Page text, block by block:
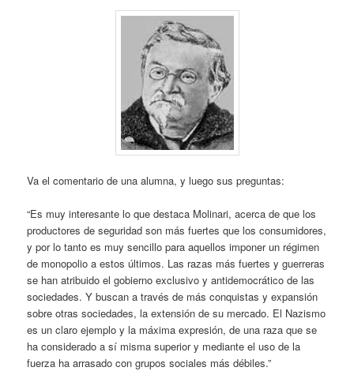
Va el comentario de una alumna, y luego sus preguntas:
“Es muy interesante lo que destaca Molinari, acerca de que los
productores de seguridad son más fuertes que los consumidores,
y por lo tanto es muy sencillo para aquellos imponer un régimen
de monopolio a estos últimos. Las razas más fuertes y guerreras
se han atribuido el gobierno exclusivo y antidemocrático de las
sociedades. Y buscan a través de más conquistas y expansión
sobre otras sociedades, la extensión de su mercado. El Nazismo
es un claro ejemplo y la máxima expresión, de una raza que se
ha considerado a sí misma superior y mediante el uso de la
fuerza ha arrasado con grupos sociales más débiles.”